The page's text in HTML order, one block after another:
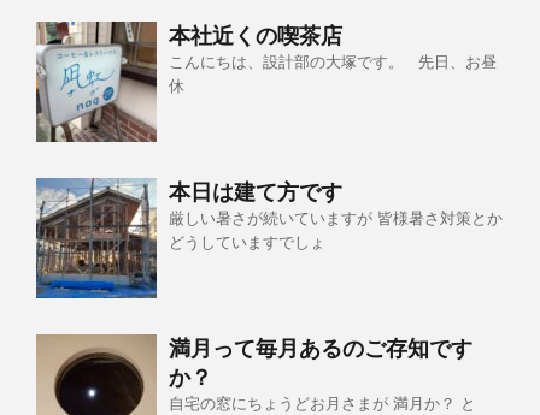
本社近くの喫茶店
こんにちは、設計部の大塚です。 先日、お昼
休
本日は建て方です
厳しい暑さが続いていますが 皆様暑さ対策とか
どうしていますでしょ
満月って毎月あるのご存知です
か？
自宅の窓にちょうどお月さまが 満月か？ と